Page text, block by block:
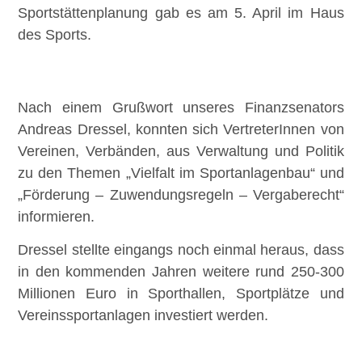
Sportstättenplanung gab es am 5. April im Haus
des Sports.
Nach einem Grußwort unseres Finanzsenators
Andreas Dressel, konnten sich VertreterInnen von
Vereinen, Verbänden, aus Verwaltung und Politik
zu den Themen „Vielfalt im Sportanlagenbau“ und
„Förderung – Zuwendungsregeln – Vergaberecht“
informieren.
Dressel stellte eingangs noch einmal heraus, dass
in den kommenden Jahren weitere rund 250-300
Millionen Euro in Sporthallen, Sportplätze und
Vereinssportanlagen investiert werden.